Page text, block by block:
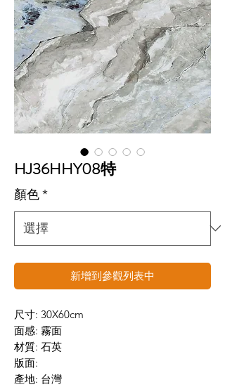
HJ36HHY08特
顏色*
新增到參觀列表中
尺寸: 30X60cm
面感: 霧面
材質: 石英
版面:
產地: 台灣